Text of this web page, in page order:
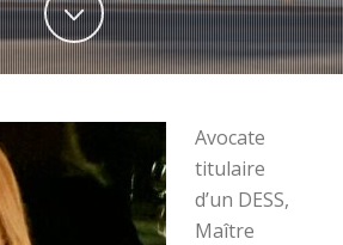
Avocate
titulaire
d’un DESS,
Maître